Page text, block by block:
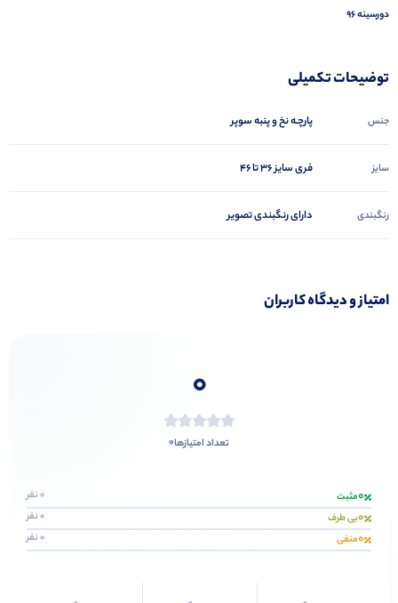
دورسینه ۹۶
توضیحات تکمیلی
جنس پارچـه نخ و پنبه سوپر
سایز فری سایز ۳۶ تا ۴۶
رنگبندی دارای رنگبندی تصویر
امتیاز و دیدگاه کاربران
0
تعداد امتیازها0
0مثبت 0 نفر
0بی طرف 0 نفر
0منفی 0 نفر